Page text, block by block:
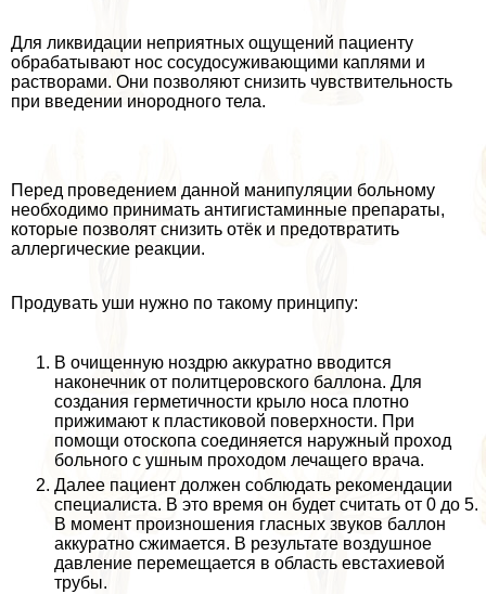
Для ликвидации неприятных ощущений пациенту
обpaбатывают нос сосудосуживающими каплями и
растворами. Они позволяют снизить чувствительность
при введении инородного тела.
Перед проведением данной манипуляции больному
необходимо принимать антигистаминные препараты,
которые позволят снизить отёк и предотвратить
аллергические реакции.
Продувать уши нужно по такому принципу:
В очищенную ноздрю аккуратно вводится
наконечник от политцеровского баллона. Для
создания герметичности крыло носа плотно
прижимают к пластиковой поверхности. При
помощи отоскопа соединяется наружный проход
больного с ушным проходом лечащего врача.
Далее пациент должен соблюдать рекомендации
специалиста. В это время он будет считать от 0 до 5.
В момент произношения гласных звуков баллон
аккуратно сжимается. В результате воздушное
давление перемещается в область евстахиевой
трубы.